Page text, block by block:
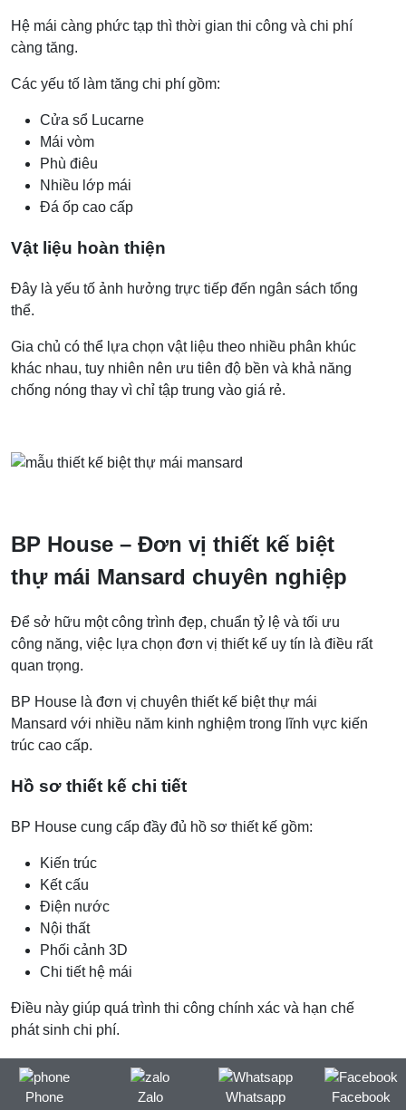
Hệ mái càng phức tạp thì thời gian thi công và chi phí
càng tăng.
Các yếu tố làm tăng chi phí gồm:
Cửa sổ Lucarne
Mái vòm
Phù điêu
Nhiều lớp mái
Đá ốp cao cấp
Vật liệu hoàn thiện
Đây là yếu tố ảnh hưởng trực tiếp đến ngân sách tổng
thể.
Gia chủ có thể lựa chọn vật liệu theo nhiều phân khúc
khác nhau, tuy nhiên nên ưu tiên độ bền và khả năng
chống nóng thay vì chỉ tập trung vào giá rẻ.
BP House – Đơn vị thiết kế biệt
thự mái Mansard chuyên nghiệp
Để sở hữu một công trình đẹp, chuẩn tỷ lệ và tối ưu
công năng, việc lựa chọn đơn vị thiết kế uy tín là điều rất
quan trọng.
BP House là đơn vị chuyên thiết kế biệt thự mái
Mansard với nhiều năm kinh nghiệm trong lĩnh vực kiến
trúc cao cấp.
Hồ sơ thiết kế chi tiết
BP House cung cấp đầy đủ hồ sơ thiết kế gồm:
Kiến trúc
Kết cấu
Điện nước
Nội thất
Phối cảnh 3D
Chi tiết hệ mái
Điều này giúp quá trình thi công chính xác và hạn chế
phát sinh chi phí.
Quy trình làm việc
Phone Zalo Whatsapp Facebook